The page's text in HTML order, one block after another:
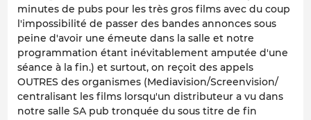
minutes de pubs pour les très gros films avec du coup
l'impossibilité de passer des bandes annonces sous
peine d'avoir une émeute dans la salle et notre
programmation étant inévitablement amputée d'une
séance à la fin.) et surtout, on reçoit des appels
OUTRES des organismes (Mediavision/Screenvision/
centralisant les films lorsqu'un distributeur a vu dans
notre salle SA pub tronquée du sous titre de fin